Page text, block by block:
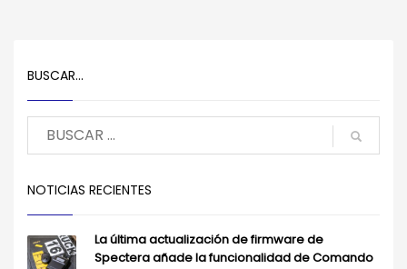
BUSCAR…
NOTICIAS RECIENTES
La última actualización de firmware de
Spectera añade la funcionalidad de Comando